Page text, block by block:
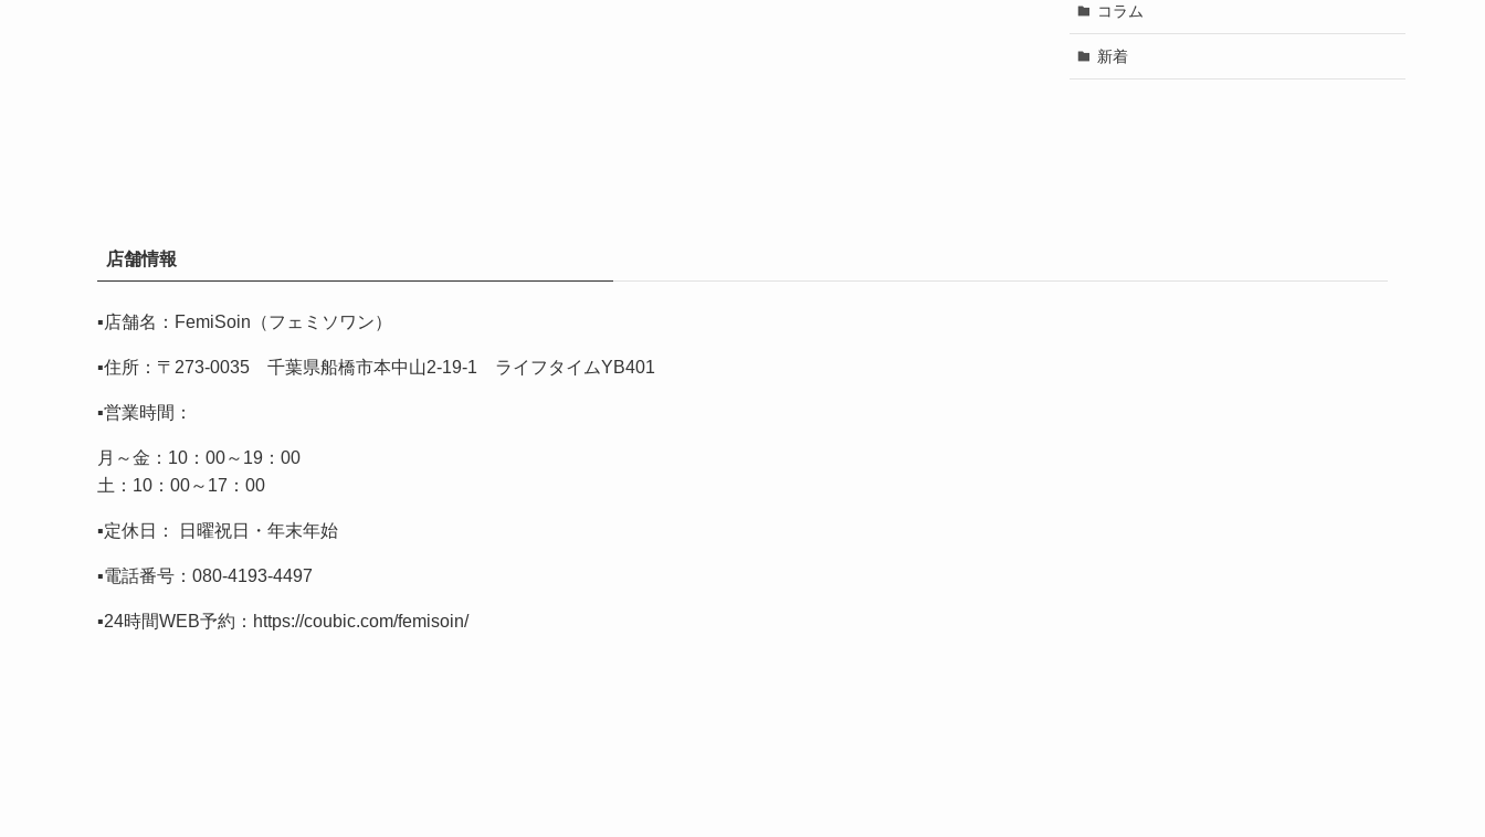
コラム
新着
店舗情報
▪️店舗名：FemiSoin（フェミソワン）
▪️住所：〒273-0035 千葉県船橋市本中山2-19-1 ライフタイムYB401
▪️営業時間：
月～金：10：00～19：00
土：10：00～17：00
▪️定休日： 日曜祝日・年末年始
▪️電話番号： 080-4193-4497
▪️24時間WEB予約： https://coubic.com/femisoin/